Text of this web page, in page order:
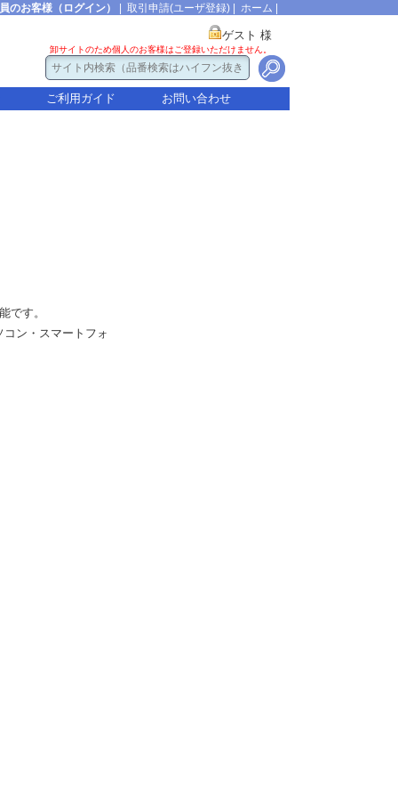
のお客様（ログイン） 取引申請(ユーザ登録) ホーム
ゲスト 様
卸サイトのため個人のお客様はご登録いただけません。
ご利用ガイド お問い合わせ
です。
ン・スマートフォ